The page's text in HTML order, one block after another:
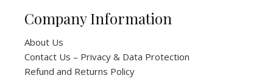
Company Information
About Us
Contact Us – Privacy & Data Protection
Refund and Returns Policy